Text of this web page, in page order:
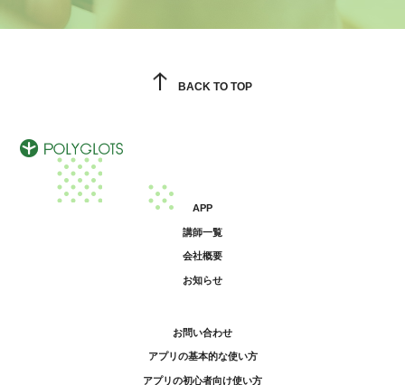
BACK TO TOP
APP
講師一覧
会社概要
お知らせ
お問い合わせ
アプリの基本的な使い方
アプリの初心者向け使い方